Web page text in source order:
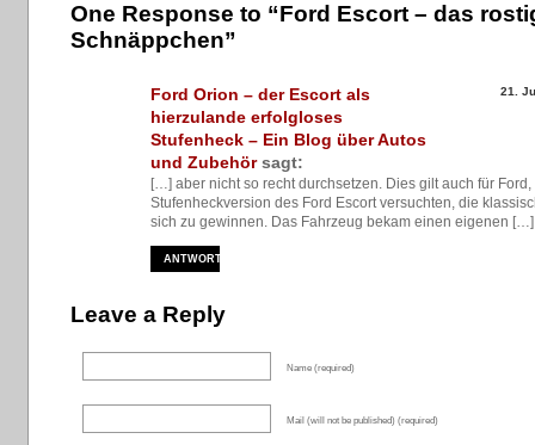
One Response to “Ford Escort – das
Schnäppchen”
Ford Orion – der Escort als
hierzulande erfolgloses
Stufenheck – Ein Blog über Autos
und Zubehör sagt:
21.
[…] aber nicht so recht durchsetzen. Dies gilt auch für
Stufenheckversion des Ford Escort versuchten, die
sich zu gewinnen. Das Fahrzeug bekam einen eigenen […]
ANTWORTEN
Leave a Reply
Name (required)
Mail (will not be published) (required)